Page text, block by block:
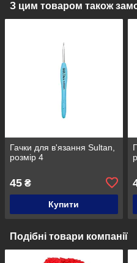
З цим товаром також
Гачки для в'язання Sultan,
розмір 4
45 ₴
Купити
Подібні товари компанії